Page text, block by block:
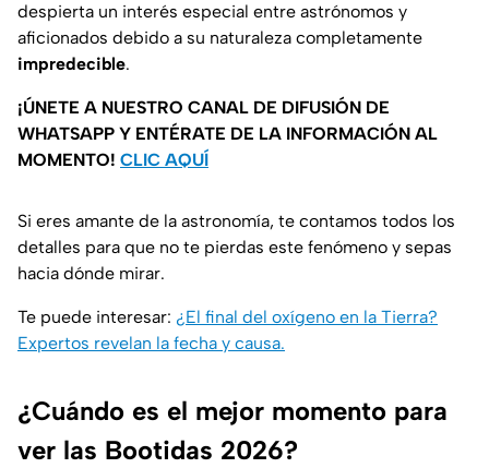
despierta un interés especial entre astrónomos y
aficionados debido a su naturaleza completamente
impredecible.
¡ÚNETE A NUESTRO CANAL DE DIFUSIÓN DE
WHATSAPP Y ENTÉRATE DE LA INFORMACIÓN AL
MOMENTO! CLIC AQUÍ
Si eres amante de la astronomía, te contamos todos los
detalles para que no te pierdas este fenómeno y sepas
hacia dónde mirar.
Te puede interesar: ¿El final del oxígeno en la Tierra?
Expertos revelan la fecha y causa.
¿Cuándo es el mejor momento para
ver las Bootidas 2026?